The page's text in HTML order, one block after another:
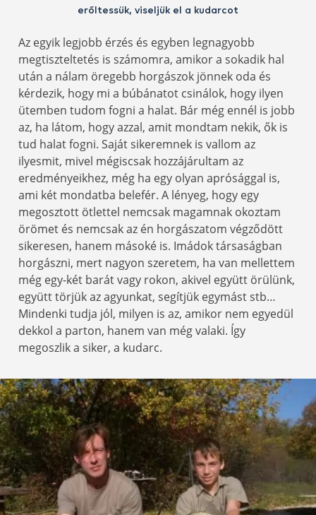
erőltessük, viseljük el a kudarcot
Az egyik legjobb érzés és egyben legnagyobb
megtiszteltetés is számomra, amikor a sokadik hal
után a nálam öregebb horgászok jönnek oda és
kérdezik, hogy mi a búbánatot csinálok, hogy ilyen
ütemben tudom fogni a halat. Bár még ennél is jobb
az, ha látom, hogy azzal, amit mondtam nekik, ők is
tud halat fogni. Saját sikeremnek is vallom az
ilyesmit, mivel mégiscsak hozzájárultam az
eredményeikhez, még ha egy olyan aprósággal is,
ami két mondatba belefér. A lényeg, hogy egy
megosztott ötlettel nemcsak magamnak okoztam
örömet és nemcsak az én horgászatom végződött
sikeresen, hanem másoké is. Imádok társaságban
horgászni, mert nagyon szeretem, ha van mellettem
még egy-két barát vagy rokon, akivel együtt örülünk,
együtt törjük az agyunkat, segítjük egymást stb…
Mindenki tudja jól, milyen is az, amikor nem egyedül
dekkol a parton, hanem van még valaki. Így
megoszlik a siker, a kudarc.